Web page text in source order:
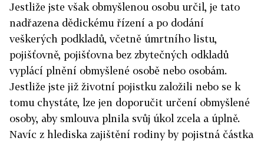
Jestliže jste však obmyšlenou osobu určil, je tato
nadřazena dědickému řízení a po dodání
veškerých podkladů, včetně úmrtního listu,
pojišťovně, pojišťovna bez zbytečných odkladů
vyplácí plnění obmyšlené osobě nebo osobám.
Jestliže jste již životní pojistku založili nebo se k
tomu chystáte, lze jen doporučit určení obmyšlené
osoby, aby smlouva plnila svůj úkol zcela a úplně.
Navíc z hlediska zajištění rodiny by pojistná částka